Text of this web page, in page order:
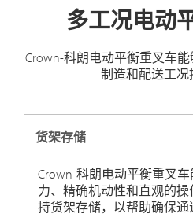
多工况电动
Crown-科朗电动平衡重叉车能
制造和配送工况
货架存储
Crown-科朗电动平衡重叉
力、精确机动性和直观的
持货架存储，以帮助确保通